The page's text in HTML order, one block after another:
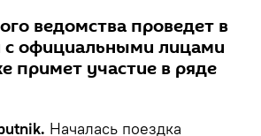
ведомства проведет в
с официальными лицами
примет участие в ряде
Началась поездка